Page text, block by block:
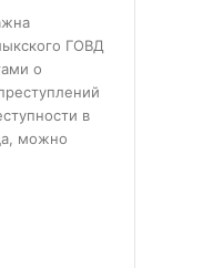
ГОВД
о
в
можно